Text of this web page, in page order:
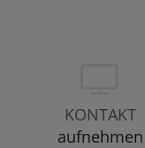
KONTAKT
aufnehmen